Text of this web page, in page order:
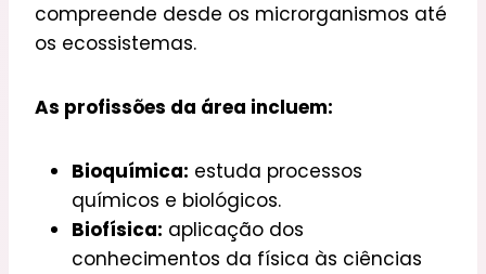
compreende desde os microrganismos até
os ecossistemas.
As profissões da área incluem:
Bioquímica: estuda processos
químicos e biológicos.
Biofísica: aplicação dos
conhecimentos da física às ciências